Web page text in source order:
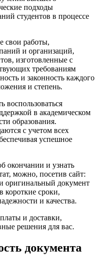
подходы
студентов в процессе
свои работы,
и организаций,
изготовленные с
требованиям
и законность каждого
и степень.
воспользоваться
в академическом
образования.
с учетом всех
успешное
окончании и узнать
можно, посетив сайт:
оригинальный документ
короткие сроки,
и качества.
и доставки,
решения для вас.
документа